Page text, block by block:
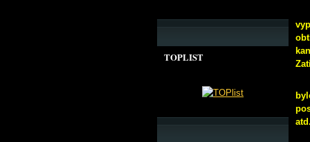
atd.
TOPLIST